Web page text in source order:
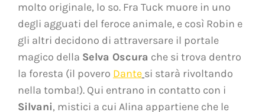
molto originale, lo so. Fra Tuck muore in uno
degli agguati del feroce animale, e così Robin e
gli altri decidono di attraversare il portale
magico della Selva Oscura che si trova dentro
la foresta (il povero Dante si starà rivoltando
nella tomba!). Qui entrano in contatto con i
Silvani, mistici a cui Alina appartiene che le